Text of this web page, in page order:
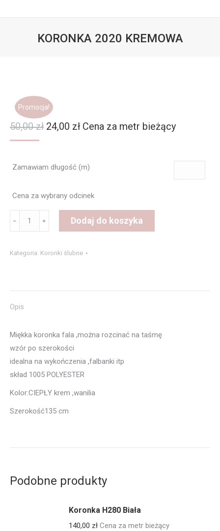
KORONKA 2020 KREMOWA
Promocja!
50,00zł Pierwotna
50,00 zł.
24,00 złAktualna
24,00 zł.
Cena za metr bieżący
Zamawiam długość (m)
Cena za wybrany odcinek
Koronka
kremowa
﹣ ﹢ Dodaj do koszyka
Kategoria: Koronki ślubne
Opis
Miękka koronka fala ,można rozcinać na taśmę
wzór po szerokości
idealna na wykończenia ,falbanki itp
skład 1005 POLYESTER
Kolor:CIEPŁY krem ,wanilia
Szerokość135 cm
Podobne produkty
Koronka H280 Biała
140,00 zł Cena za metr bieżący